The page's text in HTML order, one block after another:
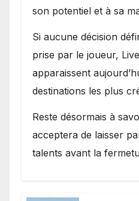
son potentiel et à sa
Si aucune décision
prise par le joueur,
apparaissent
destinations les plus
Reste désormais à
acceptera de laisser
talents avant la